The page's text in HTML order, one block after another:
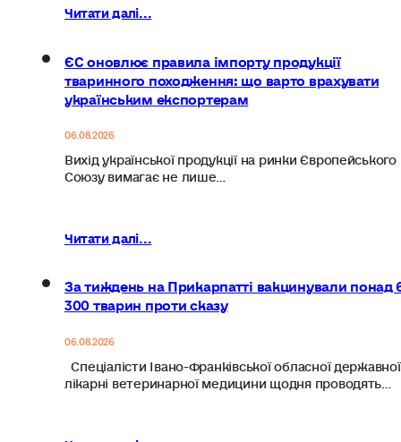
Читати далі...
ЄС оновлює правила імпорту продукції
тваринного походження: що варто врахувати
українським експортерам
06.08.2026
Вихід української продукції на ринки Європейського
Союзу вимагає не лише…
Читати далі...
За тиждень на Прикарпатті вакцинували понад
300 тварин проти сказу
06.08.2026
Спеціалісти Івано-Франківської обласної державної
лікарні ветеринарної медицини щодня проводять…